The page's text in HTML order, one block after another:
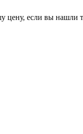
если вы нашли